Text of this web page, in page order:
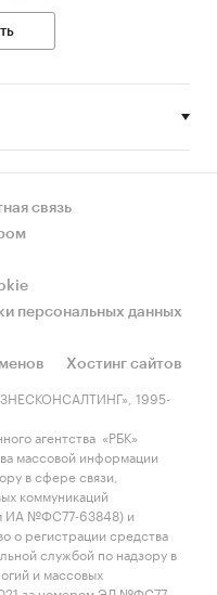
услуги
связь
персональных данных
Хостинг сайтов
1995-
агентства «РБК»
массовой информации
в сфере связи,
коммуникаций
ИА №ФС77-63848) и
о регистрации средства
службой по надзору в
и массовых